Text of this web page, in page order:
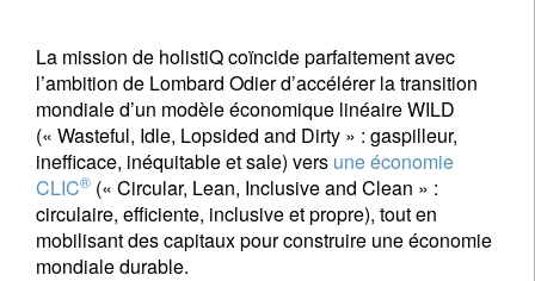
La mission de holistiQ coïncide parfaitement avec
l’ambition de Lombard Odier d’accélérer la transition
mondiale d’un modèle économique linéaire WILD
(« Wasteful, Idle, Lopsided and Dirty » : gaspilleur,
inefficace, inéquitable et sale) vers une économie
CLIC® (« Circular, Lean, Inclusive and Clean » :
circulaire, efficiente, inclusive et propre), tout en
mobilisant des capitaux pour construire une économie
mondiale durable.